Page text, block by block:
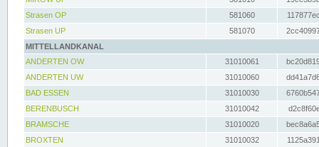
Strasen OP
581060
Strasen UP
581070
MITTELLANDKANAL
ANDERTEN OW
31010061
ANDERTEN UW
31010060
BAD ESSEN
31010030
BERENBUSCH
31010042
BRAMSCHE
31010020
BROXTEN
31010032